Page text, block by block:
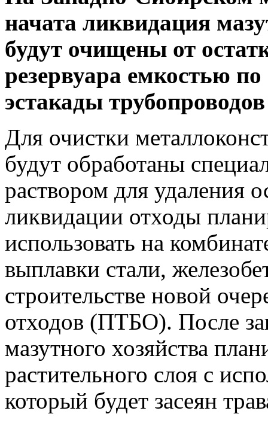
начата ликвидация
будут очищены от
резервуара емкостью
эстакады
Для очистки
будут обработаны
раствором для удаления
ликвидации отходы
использовать на
выплавки стали,
строительстве новой
отходов (ПТБО). После
мазутного хозяйства
растительного слоя с
который будет засеян